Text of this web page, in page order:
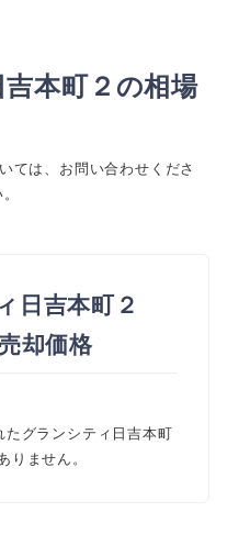
本町２の相場
ては、お問い合わせくださ
日吉本町２
却価格
グランシティ日吉本町
りません。